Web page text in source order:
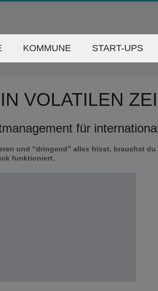
KOMMUNE START-UPS
VOLATILEN
für
und “dringend” alles frisst, brauchst du
funktioniert.